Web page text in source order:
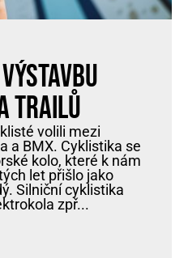
trailů
volili mezi
a BMX. Cyklistika se
kolo, které k nám
let přišlo jako
Silniční cyklistika
zpř...